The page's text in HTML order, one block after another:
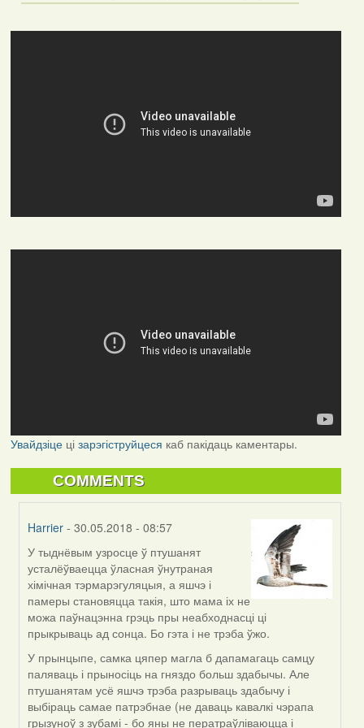
Увайдзіцеці зарэгіструйцеся каб пакідаць каментары.
COMMENTS
Harrier - 30.05.2018 - 08:57
In
reply
to
by
Могилев
(госць)
У тыднёвым узросце ў птушанят
усталёўваецца ўласная ўнутраная
хімічная тэрмарэгуляцыя, а яшчэ і
памеры становяцца такія, што мама іх не
можа паўнацэнна грэць пры неабходнасці ці
прыкрываць ад сонца. Бо гэта і не трэба ўжо.
У прынцыпе, самка цяпер магла б дапамагаць самцу
паляваць і прыносіць на гняздо больш здабычы. Але
птушанятам усё яшчэ трэба разрываць здабычу і
выбіраць самае патрэбнае (не даваць кавалкі чэрапа
грызуноў з зубамі - бо яны не ператраўліваюцца і